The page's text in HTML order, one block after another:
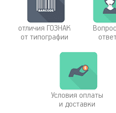
отличия ГОЗНАК
от типографии
Условия оплаты
и доставки